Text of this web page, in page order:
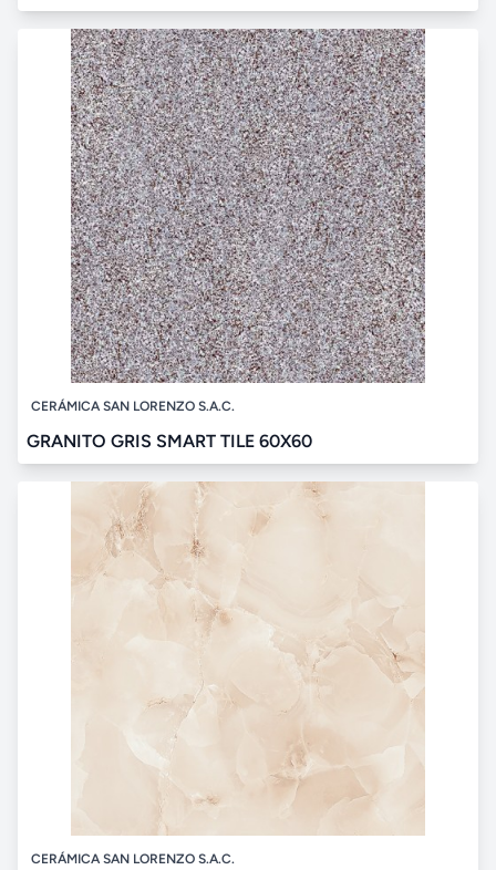
CERÁMICA SAN LORENZO S.A.C.
GRANITO GRIS SMART TILE 60X60
CERÁMICA SAN LORENZO S.A.C.